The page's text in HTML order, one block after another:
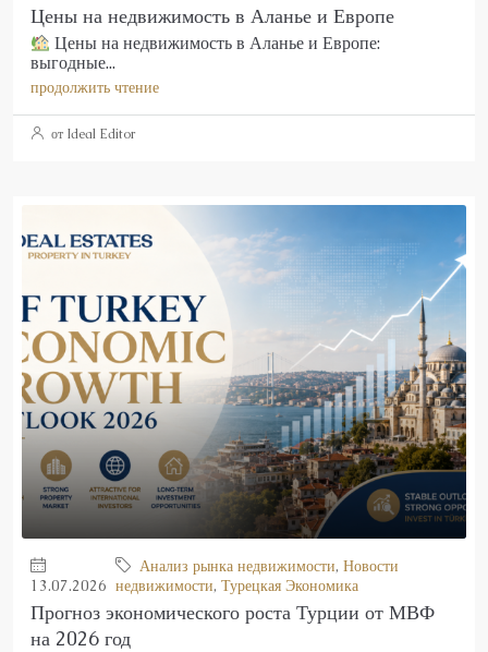
Цены на недвижимость в Аланье и Европе
Цены на недвижимость в Аланье и Европе:
выгодные...
продолжить чтение
от Ideal Editor
13.07.2026
Анализ рынка недвижимости, Новости
недвижимости, Турецкая Экономика
Прогноз экономического роста Турции от МВФ
на 2026 год